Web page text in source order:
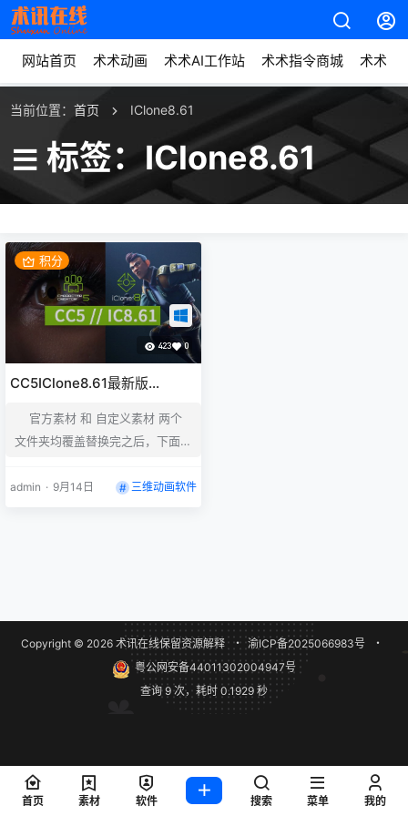
网站首页 术术动画 术术AI工作站 术术指令商城 术术动
当前位置： 首页 IClone8.61
标签：IClone8.61
积分
423 0
CC5IClone8.61最新版
IClone8.61
官方素材 和 自定义素材 两个
文件夹均覆盖替换完之后，下面进
--------------------------------
admin · 9月14日 三维动画软件
Copyright © 2026术讯在线保留资源解释 ・ 渝ICP备2025066983号
・
粤公网安备44011302004947号
查询 9 次，耗时 0.1929 秒
首页 素材 软件 搜索 菜单 我的